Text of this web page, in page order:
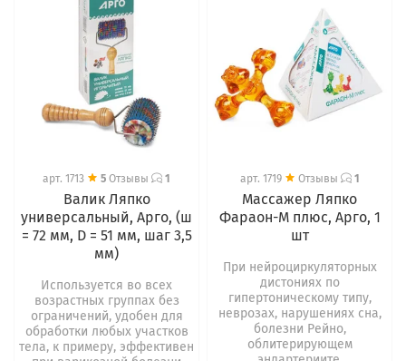
арт. 1713 5 Отзывы 1
Валик Ляпко
универсальный, Арго, (ш
= 72 мм, D = 51 мм, шаг 3,5
мм)
Используется во всех
возрастных группах без
ограничений, удобен для
обработки любых участков
тела, к примеру, эффективен
арт. 1719 Отзывы 1
Массажер Ляпко
Фараон-М плюс, Арго, 1
шт
При нейроциркуляторных
дистониях по
гипертоническому типу,
неврозах, нарушениях сна,
болезни Рейно,
облитерирующем